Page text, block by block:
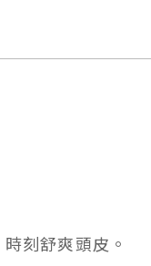
刻舒爽頭皮。